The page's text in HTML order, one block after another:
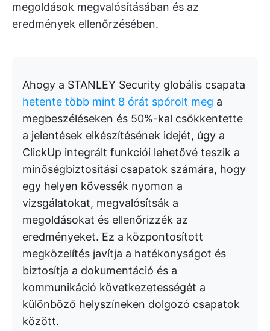
megoldások megvalósításában és az
eredmények ellenőrzésében.
Ahogy a STANLEY Security globális csapata
hetente több mint 8 órát spórolt meg a
megbeszéléseken és 50%-kal csökkentette
a jelentések elkészítésének idejét, úgy a
ClickUp integrált funkciói lehetővé teszik a
minőségbiztosítási csapatok számára, hogy
egy helyen kövessék nyomon a
vizsgálatokat, megvalósítsák a
megoldásokat és ellenőrizzék az
eredményeket. Ez a központosított
megközelítés javítja a hatékonyságot és
biztosítja a dokumentáció és a
kommunikáció következetességét a
különböző helyszíneken dolgozó csapatok
között.